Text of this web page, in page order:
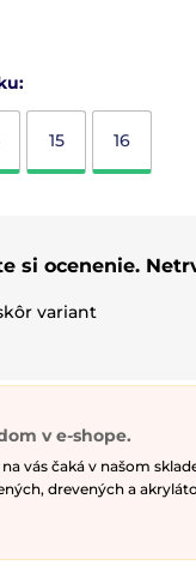
15 16
si ocenenie.
variant
v e-shope.
na vás čaká v našom
drevených a